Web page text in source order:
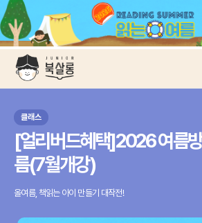
클래스
[얼리버드혜택]2026 여름
름(7월개강)
올여름, 책읽는 아이 만들기 대작전!